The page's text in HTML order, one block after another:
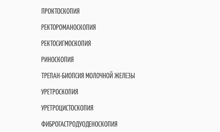
ПРОКТОСКОПИЯ
РЕКТОРОМАНОСКОПИЯ
РЕКТОСИГМОСКОПИЯ
РИНОСКОПИЯ
ТРЕПАН-БИОПСИЯ МОЛОЧНОЙ ЖЕЛЕЗЫ
УРЕТРОСКОПИЯ
УРЕТРОЦИСТОСКОПИЯ
ФИБРОГАСТРОДУОДЕНОСКОПИЯ